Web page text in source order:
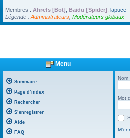
Membres : Ahrefs [Bot] Baidu [Spider] lapuce
Légende : Administrateurs Modérateurs globaux
Menu
Sommaire
Page d’index
Rechercher
S’enregistrer
Aide
FAQ
Nom
Mot